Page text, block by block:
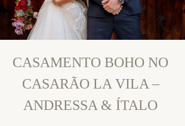
CASAMENTO BOHO NO
CASARÃO LA VILA –
ANDRESSA & ÍTALO